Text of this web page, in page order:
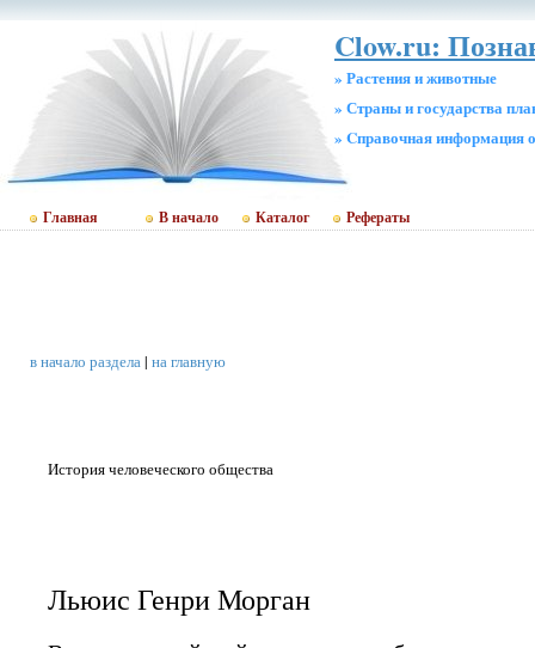
Clow.ru:
» Растения и животные
» Страны и государства
» Cправочная информация
Главная В начало Каталог Рефераты
в начало раздела| на главную
История человеческого общества
Льюис Генри Морган